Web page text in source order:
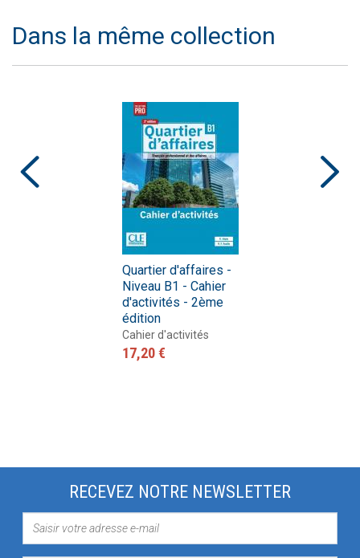
Dans la même collection
Quartier d'affaires -
Niveau B1 - Cahier
d'activités - 2ème
édition
Cahier d'activités
17,20 €
RECEVEZ NOTRE NEWSLETTER